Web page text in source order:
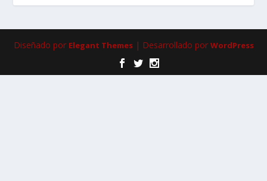
Diseñado por Elegant Themes| Desarrollado por WordPress